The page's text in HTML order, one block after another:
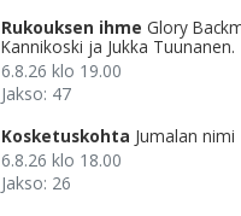
Rukouksen ihme Glory
Kannikoski ja Jukka Tuunanen.
6.8.26 klo 19.00
Jakso: 47
Kosketuskohta Jumalan nimi
6.8.26 klo 18.00
Jakso: 26